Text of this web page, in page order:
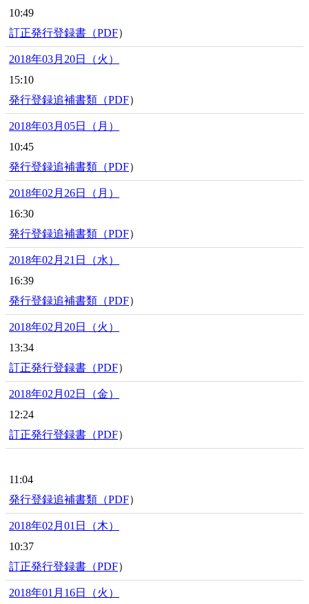
10:49
訂正発行登録書（PDF）
2018年03月20日（火）
15:10
発行登録追補書類（PDF）
2018年03月05日（月）
10:45
発行登録追補書類（PDF）
2018年02月26日（月）
16:30
発行登録追補書類（PDF）
2018年02月21日（水）
16:39
発行登録追補書類（PDF）
2018年02月20日（火）
13:34
訂正発行登録書（PDF）
2018年02月02日（金）
12:24
訂正発行登録書（PDF）
11:04
発行登録追補書類（PDF）
2018年02月01日（木）
10:37
訂正発行登録書（PDF）
2018年01月16日（火）